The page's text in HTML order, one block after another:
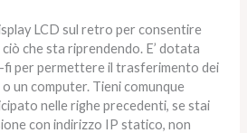
LCD sul retro per consentire
che sta riprendendo. E’ dotata
fi per permettere il trasferimento dei
un computer. Tieni comunque
nelle righe precedenti, se stai
con indirizzo IP statico, non